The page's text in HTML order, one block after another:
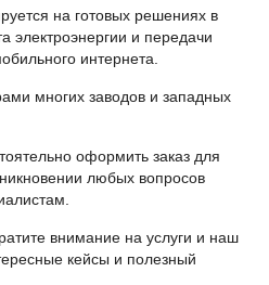
на готовых решениях в
электроэнергии и передачи
интернета.
многих заводов и западных
оформить заказ для
любых вопросов
внимание на услуги и наш
кейсы и полезный